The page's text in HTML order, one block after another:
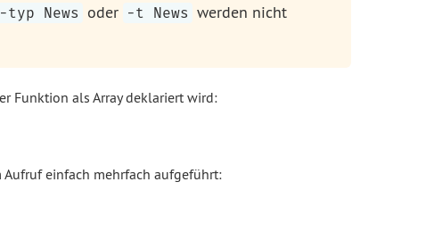
typ News oder -t News werden nicht
Funktion als Array deklariert wird:
einfach mehrfach aufgeführt: